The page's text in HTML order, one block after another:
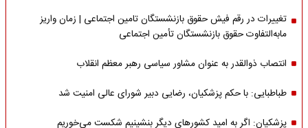
تغییرات در رقم فیش حقوق بازنشستگان تامین اجتماعی | زمان واریز
مابه‌التفاوت حقوق بازنشستگان تأمین اجتماعی
انتصاب ذوالقدر به عنوان مشاور سیاسی رهبر معظم انقلاب
طباطبایی: با حکم پزشکیان، رضایی دبیر شورای عالی امنیت شد
پزشکیان: اگر به امید کشورهای دیگر بنشینیم شکست می‌خوریم